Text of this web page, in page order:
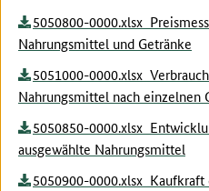
5050800-0000.xlsx
Nahrungsmittel und Getränke
5051000-0000.xlsx
Nahrungsmittel nach einzelnen
5050850-0000.xlsx
ausgewählte Nahrungsmittel
5050900-0000.xlsx Kaufkraft